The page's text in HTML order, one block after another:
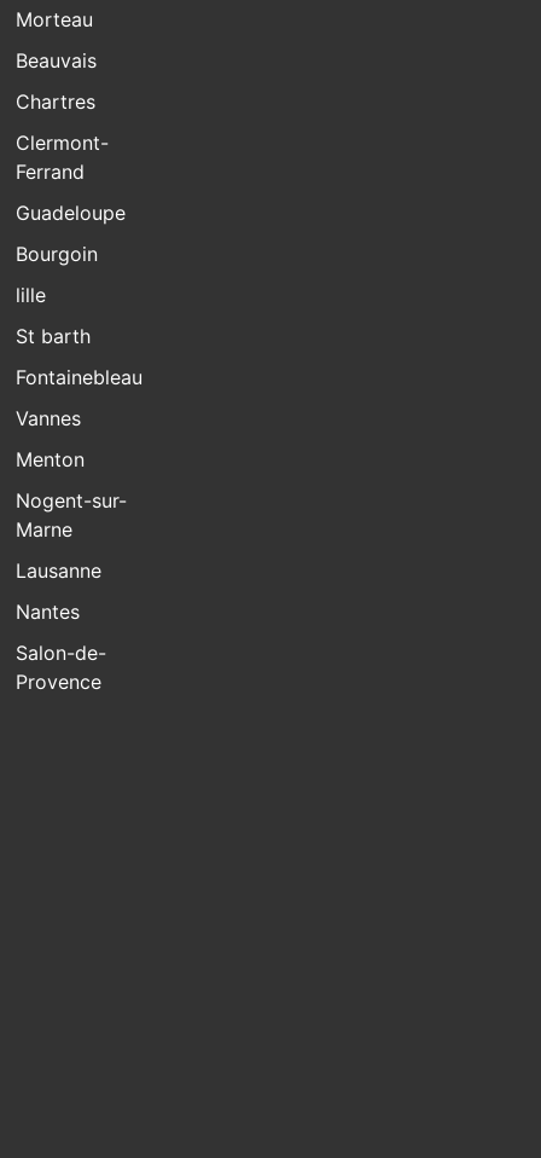
Morteau
Beauvais
Chartres
Clermont-
Ferrand
Guadeloupe
Bourgoin
lille
St barth
Fontainebleau
Vannes
Menton
Nogent-sur-
Marne
Lausanne
Nantes
Salon-de-
Provence